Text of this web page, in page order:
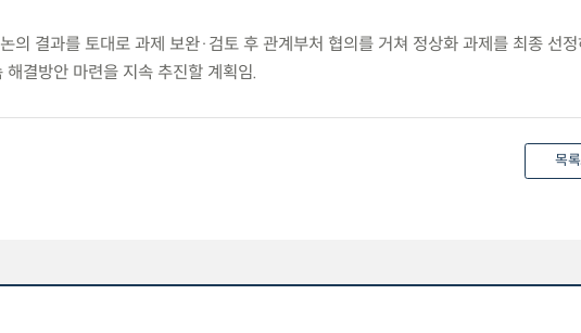
의 결과를 토대로 과제 보완·검토 후 관계부처 협의를 거쳐 정상화 과제를 최종 선
해결방안 마련을 지속 추진할 계획임.
목